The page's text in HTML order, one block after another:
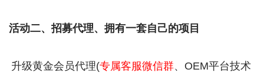
活动二、招募代理、拥有一套自己的项目
升级黄金会员代理(专属客服微信群、OEM平台技术